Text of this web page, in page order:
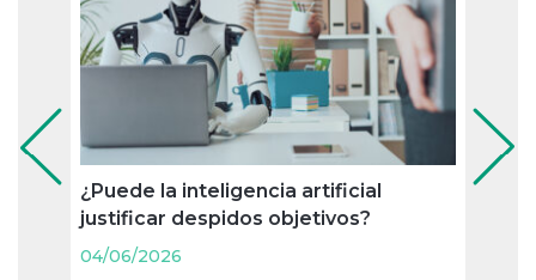
¿Puede la inteligencia artificial
justificar despidos objetivos?
04/06/2026